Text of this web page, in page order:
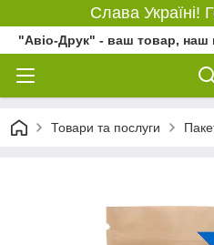
Слава Україні!
"Авіо-Друк" - ваш товар, наш
Товари та послуги